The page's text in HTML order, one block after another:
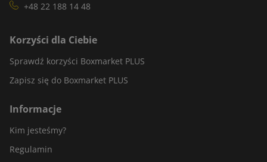
+48 22 188 14 48
Korzyści dla Ciebie
Sprawdź korzyści Boxmarket PLUS
Zapisz się do Boxmarket PLUS
Informacje
Kim jesteśmy?
Regulamin